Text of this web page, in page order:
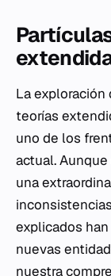
La
teorías
uno de los
actual.
una
explicados
nuevas
nuestra